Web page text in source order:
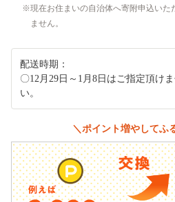
現在お住まいの自治体へ寄附申込いた
ません。
配送時期：
〇12月29日～1月8日はご指定頂け
い。
＼ポイント増やしてふ